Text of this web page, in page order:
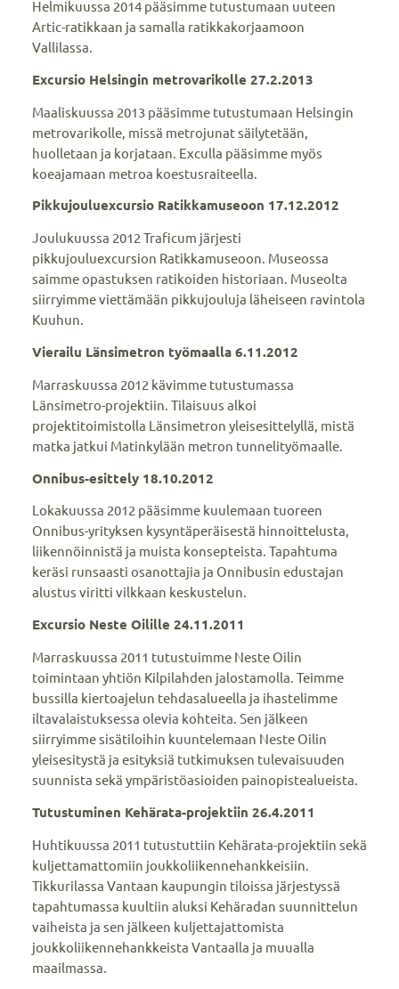
Helmikuussa 2014 pääsimme tutustumaan uuteen
Artic-ratikkaan ja samalla ratikkakorjaamoon
Vallilassa.
Excursio Helsingin metrovarikolle 27.2.2013
Maaliskuussa 2013 pääsimme tutustumaan Helsingin
metrovarikolle, missä metrojunat säilytetään,
huolletaan ja korjataan. Exculla pääsimme myös
koeajamaan metroa koestusraiteella.
Pikkujouluexcursio Ratikkamuseoon 17.12.2012
Joulukuussa 2012 Traficum järjesti
pikkujouluexcursion Ratikkamuseoon. Museossa
saimme opastuksen ratikoiden historiaan. Museolta
siirryimme viettämään pikkujouluja läheiseen ravintola
Kuuhun.
Vierailu Länsimetron työmaalla 6.11.2012
Marraskuussa 2012 kävimme tutustumassa
Länsimetro-projektiin. Tilaisuus alkoi
projektitoimistolla Länsimetron yleisesittelyllä, mistä
matka jatkui Matinkylään metron tunnelityömaalle.
Onnibus-esittely 18.10.2012
Lokakuussa 2012 pääsimme kuulemaan tuoreen
Onnibus-yrityksen kysyntäperäisestä hinnoittelusta,
liikennöinnistä ja muista konsepteista. Tapahtuma
keräsi runsaasti osanottajia ja Onnibusin edustajan
alustus viritti vilkkaan keskustelun.
Excursio Neste Oilille 24.11.2011
Marraskuussa 2011 tutustuimme Neste Oilin
toimintaan yhtiön Kilpilahden jalostamolla. Teimme
bussilla kiertoajelun tehdasalueella ja ihastelimme
iltavalaistuksessa olevia kohteita. Sen jälkeen
siirryimme sisätiloihin kuuntelemaan Neste Oilin
yleisesitystä ja esityksiä tutkimuksen tulevaisuuden
suunnista sekä ympäristöasioiden painopistealueista.
Tutustuminen Kehärata-projektiin 26.4.2011
Huhtikuussa 2011 tutustuttiin Kehärata-projektiin sekä
kuljettamattomiin joukkoliikennehankkeisiin.
Tikkurilassa Vantaan kaupungin tiloissa järjestyssä
tapahtumassa kuultiin aluksi Kehäradan suunnittelun
vaiheista ja sen jälkeen kuljettajattomista
joukkoliikennehankkeista Vantaalla ja muualla
maailmassa.